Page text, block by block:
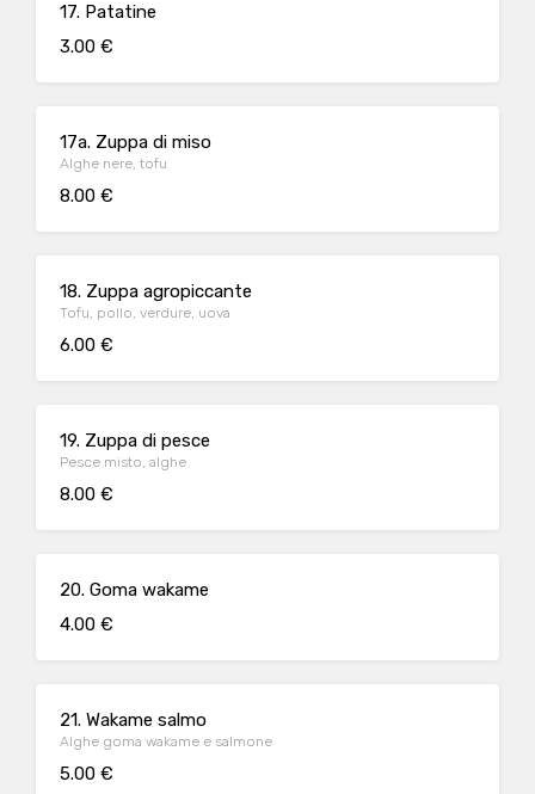
17. Patatine
3.00 €
17a. Zuppa di miso
Alghe nere, tofu
8.00 €
18. Zuppa agropiccante
Tofu, pollo, verdure, uova
6.00 €
19. Zuppa di pesce
Pesce misto, alghe
8.00 €
20. Goma wakame
4.00 €
21. Wakame salmo
Alghe goma wakame e salmone
5.00 €